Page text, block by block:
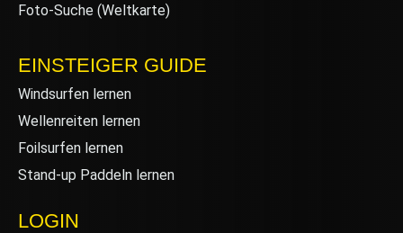
Foto-Suche (Weltkarte)
EINSTEIGER GUIDE
Windsurfen lernen
Wellenreiten lernen
Foilsurfen lernen
Stand-up Paddeln lernen
LOGIN